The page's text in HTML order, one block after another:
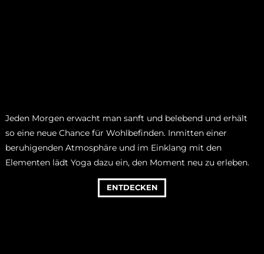
Jeden Morgen erwacht man sanft und belebend und erhält
so eine neue Chance für Wohlbefinden. Inmitten einer
beruhigenden Atmosphäre und im Einklang mit den
Elementen lädt Yoga dazu ein, den Moment neu zu erleben.
ENTDECKEN